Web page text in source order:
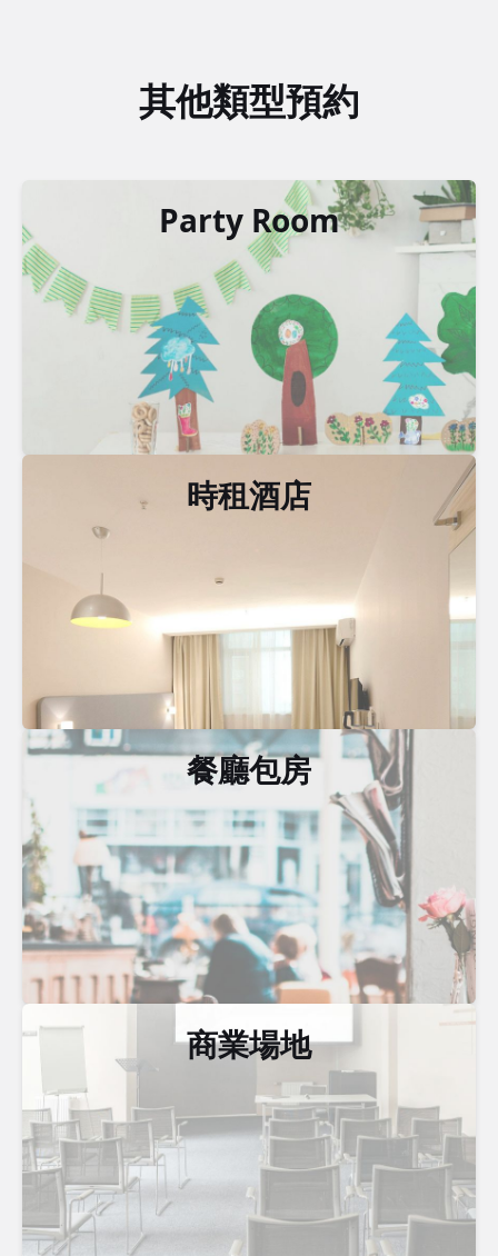
其他類型預約
Party Room
時租酒店
餐廳包房
商業場地